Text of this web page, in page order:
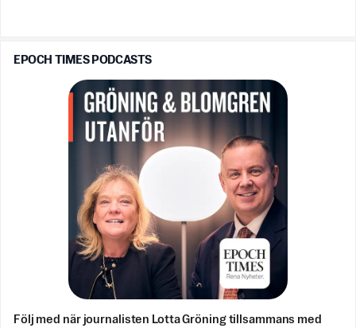
EPOCH TIMES PODCASTS
Följ med när journalisten Lotta Gröning tillsammans med